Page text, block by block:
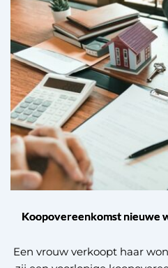
Koopovereenkomst nieuwe
Een vrouw verkoopt haar